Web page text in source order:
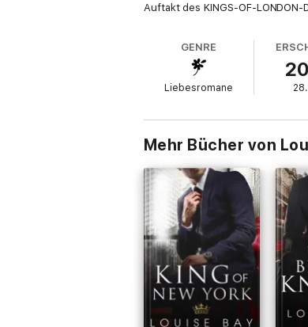
Auftakt des KINGS-OF-LONDON-
GENRE
Liebesromane
Mehr Bücher von